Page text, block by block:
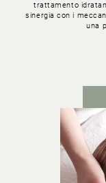
trattamento
sinergia con i
una